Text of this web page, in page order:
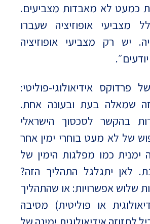
כמעט לא מאבדות מצביעים.
מצביעי אופוזיציה שעברו
יש רק מצביעי אופוזיציה
פרדוקס אידיאולוגי-פוליטי:
שמאלה בעת ובעונה אחת.
בהקשר לסכסוך הישראלי
של לא מעט בוחרי ימין אחר
ימנית כמו מפלגות הימין של
לאן יתגלגל התהליך הזה?
שלוש אפשרויות: או שהתהליך
או פוליטית) מסיבה